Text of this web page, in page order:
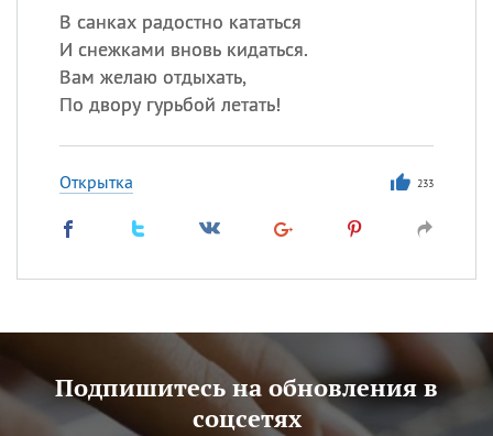
В санках радостно кататься
И снежками вновь кидаться.
Вам желаю отдыхать,
По двору гурьбой летать!
Открытка 233
Подпишитесь на обновления в
соцсетях